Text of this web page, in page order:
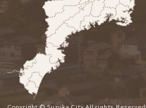
Copyright © Suzuka City All rights Reserved.